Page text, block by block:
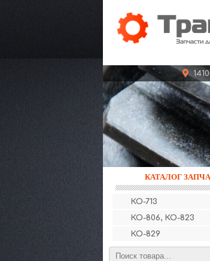
КАТАЛОГ
КО-713
КО-806, КО-823
КО-829